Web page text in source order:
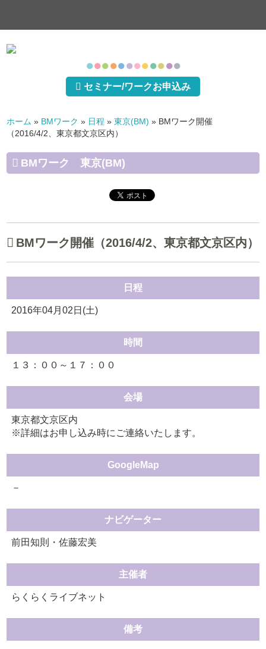
●●●●●●●●●●●●
セミナー/ワークお申込み
ホーム » BMワーク » 日程 »東京(BM) » BMワーク開催
（2016/4/2、東京都文京区内）
BMワーク 東京(BM)
BMワーク開催（2016/4/2、東京都文京区内）
日程
2016年04月02日(土)
時間
１３：００～１７：００
会場
東京都文京区内
※詳細はお申し込み時にご連絡いたします。
GoogleMap
－
ナビゲーター
前田知則・佐藤宏美
主催者
らくらくライブネット
備考